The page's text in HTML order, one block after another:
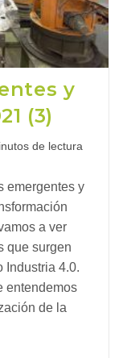
y
(3)
de lectura
emergentes y
a ver
que surgen
Industria 4.0.
entendemos
de la